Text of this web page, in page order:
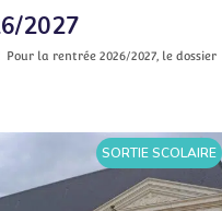
2027
la rentrée 2026/2027, le dossier
SORTIE SCOLAIRE